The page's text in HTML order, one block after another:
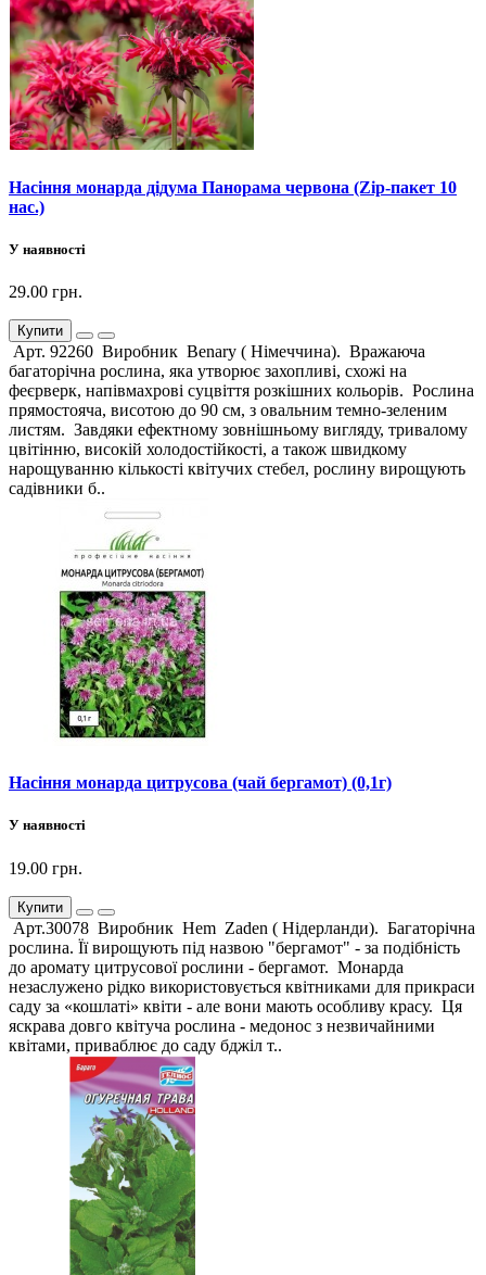
Насіння монарда дідума Панорама червона (Zip-пакет 10
нас.)
У наявності
29.00 грн.
Купити
Арт. 92260 Виробник Benary ( Німеччина). Вражаюча
багаторічна рослина, яка утворює захопливі, схожі на
феєрверк, напівмахрові суцвіття розкішних кольорів. Рослина
прямостояча, висотою до 90 см, з овальним темно-зеленим
листям. Завдяки ефектному зовнішньому вигляду, тривалому
цвітінню, високій холодостійкості, а також швидкому
нарощуванню кількості квітучих стебел, рослину вирощують
садівники б..
Насіння монарда цитрусова (чай бергамот) (0,1г)
У наявності
19.00 грн.
Купити
Арт.30078 Виробник Hem Zaden ( Нідерланди). Багаторічна
рослина. Її вирощують під назвою "бергамот" - за подібність
до аромату цитрусової рослини - бергамот. Монарда
незаслужено рідко використовується квітниками для прикраси
саду за «кошлаті» квіти - але вони мають особливу красу. Ця
яскрава довго квітуча рослина - медонос з незвичайними
квітами, приваблює до саду бджіл т..